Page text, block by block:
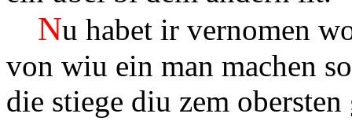
Nu habet ir vernomen
von wiu ein man machen
die stiege diu zem obersten